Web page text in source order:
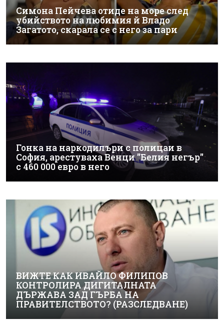
Симона Пейчева отиде на море след
убийството на любимия й Владо
Загатото, скарала се с него за пари
Гонка на наркодилъри с полицаи в
София, арестуваха Венци "Белия негър"
с 460 000 евро в него
ВИЖТЕ КАК ИВАЙЛО ФИЛИПОВ
КОНТРОЛИРА ДИГИТАЛНАТА
ДЪРЖАВА ЗАД ГЪРБА НА
ПРАВИТЕЛСТВОТО? (РАЗСЛЕДВАНЕ)